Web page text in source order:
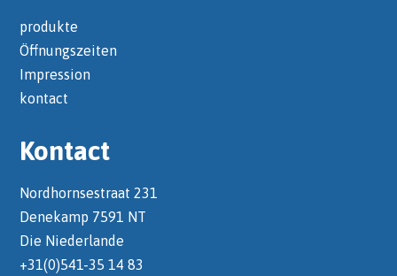
produkte
Öffnungszeiten
Impression
kontact
Kontact
Nordhornsestraat 231
Denekamp 7591 NT
Die Niederlande
+31(0)541-35 14 83